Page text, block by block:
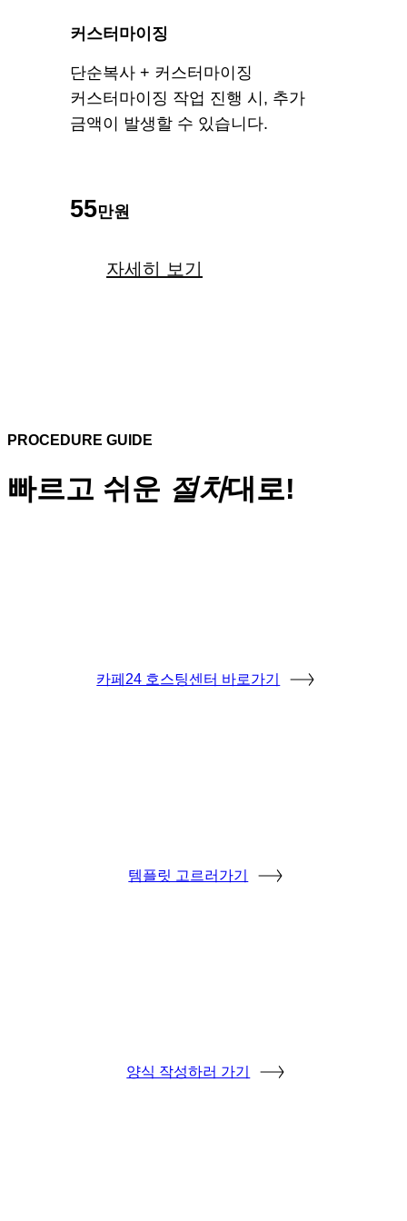
커스터마이징
단순복사 + 커스터마이징
커스터마이징 작업 진행 시, 추가
금액이 발생할 수 있습니다.
55만원
자세히 보기
PROCEDURE GUIDE
빠르고 쉬운 절차대로!
카페24 호스팅센터 바로가기
템플릿 고르러가기
양식 작성하러 가기